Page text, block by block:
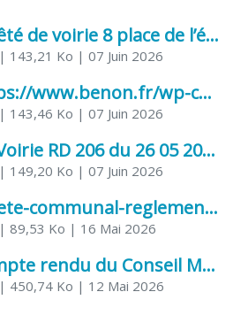
Arrêté de voirie 8 place de l’église 17170 Benon
| 143,21 Ko | 07 Juin 2026
https://www.benon.fr/wp-content/uploads/2026/06/AR-Voirie-Chemin-de-Lafond-du-26-05-2026.pdf
| 143,46 Ko | 07 Juin 2026
AR Voirie RD 206 du 26 05 2026
| 149,20 Ko | 07 Juin 2026
Arrete-communal-reglemenatnt-des-bruits-de-voisinage-et-des-activites-bruyantes
| 89,53 Ko | 16 Mai 2026
Compte rendu du Conseil Municipal du 06 mai 2026
| 450,74 Ko | 12 Mai 2026